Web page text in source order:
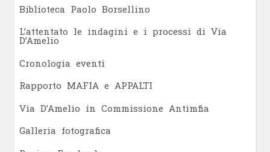
Biblioteca Paolo Borsellino
L’attentato le indagini e i processi di Via
D’Amelio
Cronologia eventi
Rapporto MAFIA e APPALTI
Via D’Amelio in Commissione Antimfia
Galleria fotografica